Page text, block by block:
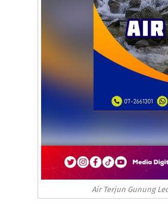
Air Terjun Gunung